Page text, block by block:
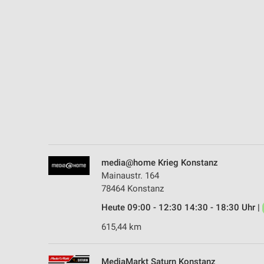
media@home Krieg Konstanz
Mainaustr. 164
78464 Konstanz
Heute 09:00 - 12:30 14:30 - 18:30 Uhr |
615,44 km
MediaMarkt Saturn Konstanz
Nicht-IAB-Verarbeitungszwecke: